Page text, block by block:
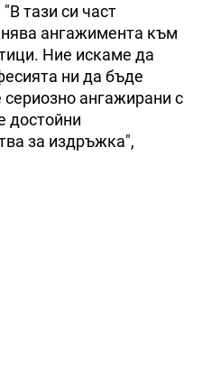
тази си част
ангажимента към
Ние искаме да
ни да бъде
ангажирани с
достойни
за издръжка",